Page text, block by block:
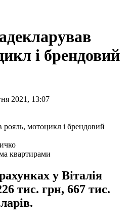
і брендовий
2021, 13:07
квартирами
у Віталія
тис. грн, 667 тис.